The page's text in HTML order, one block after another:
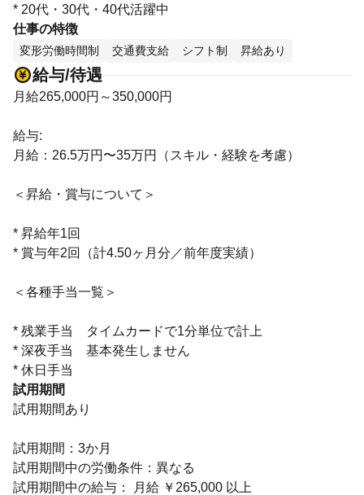
* 20代・30代・40代活躍中
仕事の特徴
変形労働時間制 交通費支給 シフト制 昇給あり
給与/待遇
月給265,000円～350,000円
給与:
月給：26.5万円〜35万円（スキル・経験を考慮）
＜昇給・賞与について＞
* 昇給年1回
* 賞与年2回（計4.50ヶ月分／前年度実績）
＜各種手当一覧＞
* 残業手当 タイムカードで1分単位で計上
* 深夜手当 基本発生しません
* 休日手当
試用期間
試用期間あり
試用期間：3か月
試用期間中の労働条件：異なる
試用期間中の給与： 月給 ￥265,000 以上